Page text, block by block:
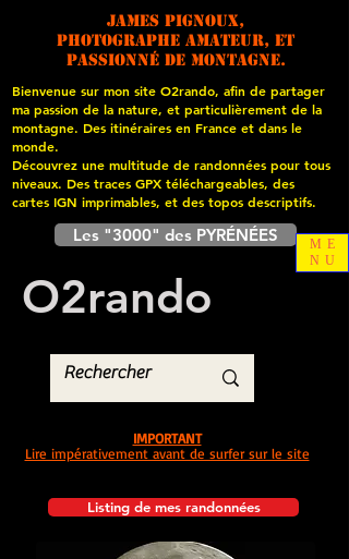
James PIGNOUX,
photographe amateur, et
passionné de montagne.
Bienvenue sur mon site O2rando, afin de partager
ma passion de la nature, et particulièrement de la
montagne. Des itinéraires en France et dans le
monde.
Découvrez une multitude de randonnées pour tous
niveaux. Des traces GPX téléchargeables, des
cartes IGN imprimables, et des topos descriptifs.
Les "3000" des PYRÉNÉES
O2rando
Listing de mes randonnées
IMPORTANT
Lire impérativement avant de surfer sur le site
ME
NU